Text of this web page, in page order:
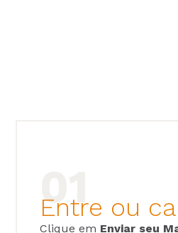
Entre ou
Clique em Enviar seu